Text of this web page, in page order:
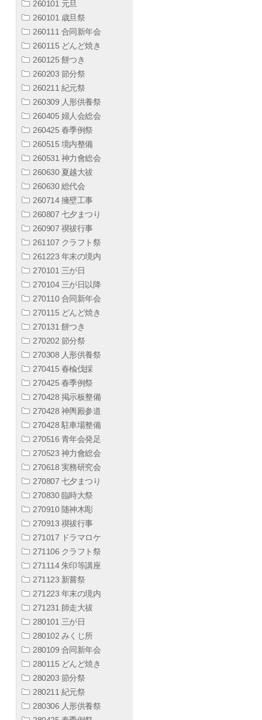
260101 元旦
260101 歳旦祭
260111 合同新年会
260115 どんど焼き
260125 餅つき
260203 節分祭
260211 紀元祭
260309 人形供養祭
260405 婦人会総会
260425 春季例祭
260515 境内整備
260531 神力會総会
260630 夏越大祓
260630 総代会
260714 擁壁工事
260807 七夕まつり
260907 禊祓行事
261107 クラフト祭
261223 年末の境内
270101 三が日
270104 三が日以降
270110 合同新年会
270115 どんど焼き
270131 餅つき
270202 節分祭
270308 人形供養祭
270415 春楡伐採
270425 春季例祭
270428 掲示板整備
270428 神輿殿参道
270428 駐車場整備
270516 青年会発足
270523 神力會総会
270618 実務研究会
270807 七夕まつり
270830 臨時大祭
270910 随神木彫
270913 禊祓行事
271017 ドラマロケ
271106 クラフト祭
271114 朱印等講座
271123 新嘗祭
271223 年末の境内
271231 師走大祓
280101 三が日
280102 みくじ所
280109 合同新年会
280115 どんど焼き
280203 節分祭
280211 紀元祭
280306 人形供養祭